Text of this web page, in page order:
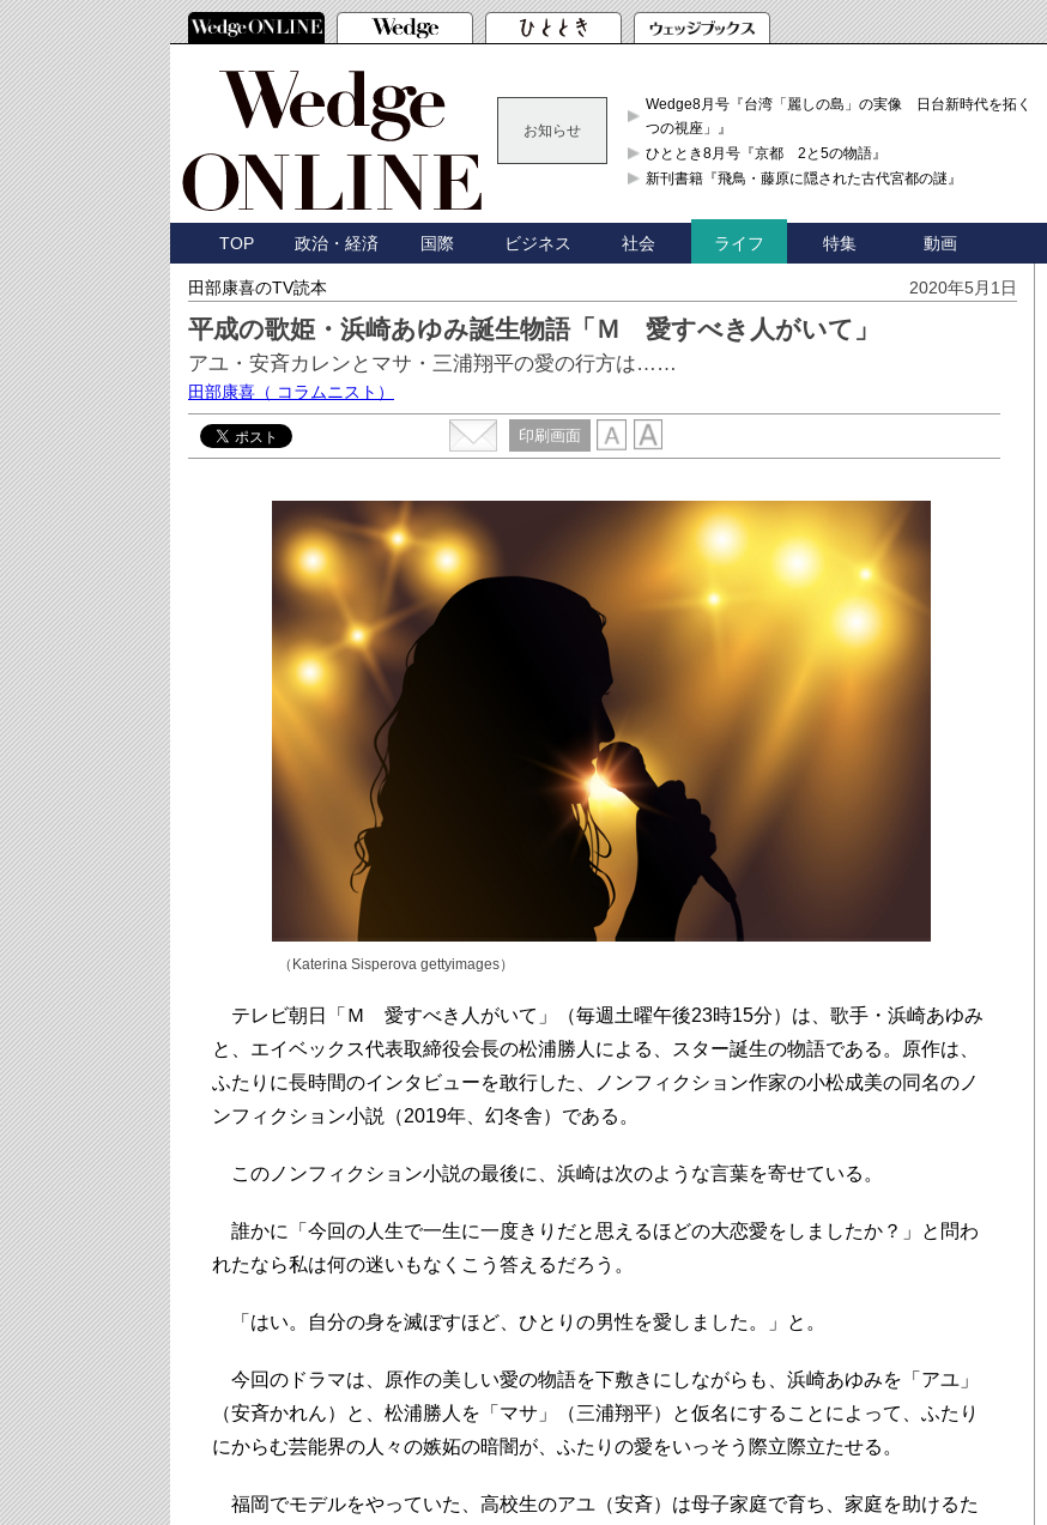
お知らせ
Wedge8月号『台湾「麗しの島」の実像 日台新時代を拓く「3
つの視座」』
ひととき8月号『京都 2と5の物語』
新刊書籍『飛鳥・藤原に隠された古代宮都の謎』
TOP 政治・経済 国際 ビジネス 社会 ライフ 特集 動画
田部康喜のTV読本 2020年5月1日
平成の歌姫・浜崎あゆみ誕生物語「Ｍ 愛すべき人がいて」
アユ・安斉カレンとマサ・三浦翔平の愛の行方は……
田部康喜 （ コラムニスト）
印刷画面
（Katerina Sisperova gettyimages）
テレビ朝日「Ｍ 愛すべき人がいて」（毎週土曜午後23時15分）は、歌手・浜崎あゆみ
と、エイベックス代表取締役会長の松浦勝人による、スター誕生の物語である。原作は、
ふたりに長時間のインタビューを敢行した、ノンフィクション作家の小松成美の同名のノ
ンフィクション小説（2019年、幻冬舎）である。
このノンフィクション小説の最後に、浜崎は次のような言葉を寄せている。
誰かに「今回の人生で一生に一度きりだと思えるほどの大恋愛をしましたか？」と問わ
れたなら私は何の迷いもなくこう答えるだろう。
「はい。自分の身を滅ぼすほど、ひとりの男性を愛しました。」と。
今回のドラマは、原作の美しい愛の物語を下敷きにしながらも、浜崎あゆみを「アユ」
（安斉かれん）と、松浦勝人を「マサ」（三浦翔平）と仮名にすることによって、ふたり
にからむ芸能界の人々の嫉妬の暗闇が、ふたりの愛をいっそう際立際立たせる。
福岡でモデルをやっていた、高校生のアユ（安斉）は母子家庭で育ち、家庭を助けるた